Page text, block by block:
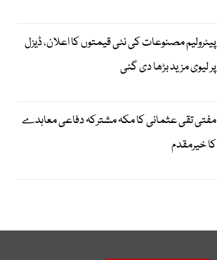
پیٹرولیم مصنوعات کی نئی قیمتوں کا اعلان، ڈیزل
پر لیوی مزید بڑھا دی گئی
مفتی تقی عثمانی کا مکہ مشترکہ دفاعی معاہدے
کا خیرمقدم